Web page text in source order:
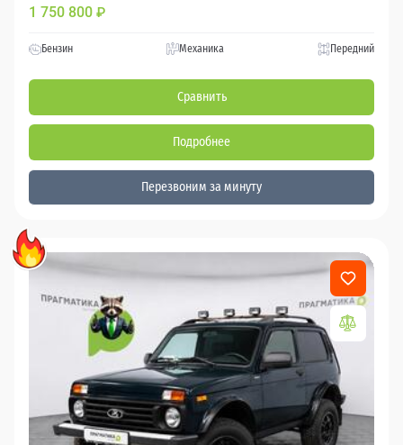
1 750 800 ₽
Бензин Механика Передний
Сравнить
Подробнее
Перезвоним за минуту